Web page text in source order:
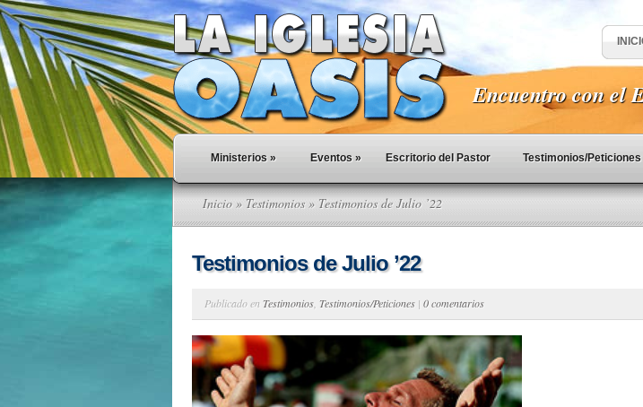
Encuentro con el
Ministerios » Eventos » Escritorio del Pastor Testimonios/Peticiones
Inicio » Testimonios» Testimonios de Julio ’22
Testimonios de Julio ’22
Publicado en Testimonios Testimonios/Peticiones | 0 comentarios